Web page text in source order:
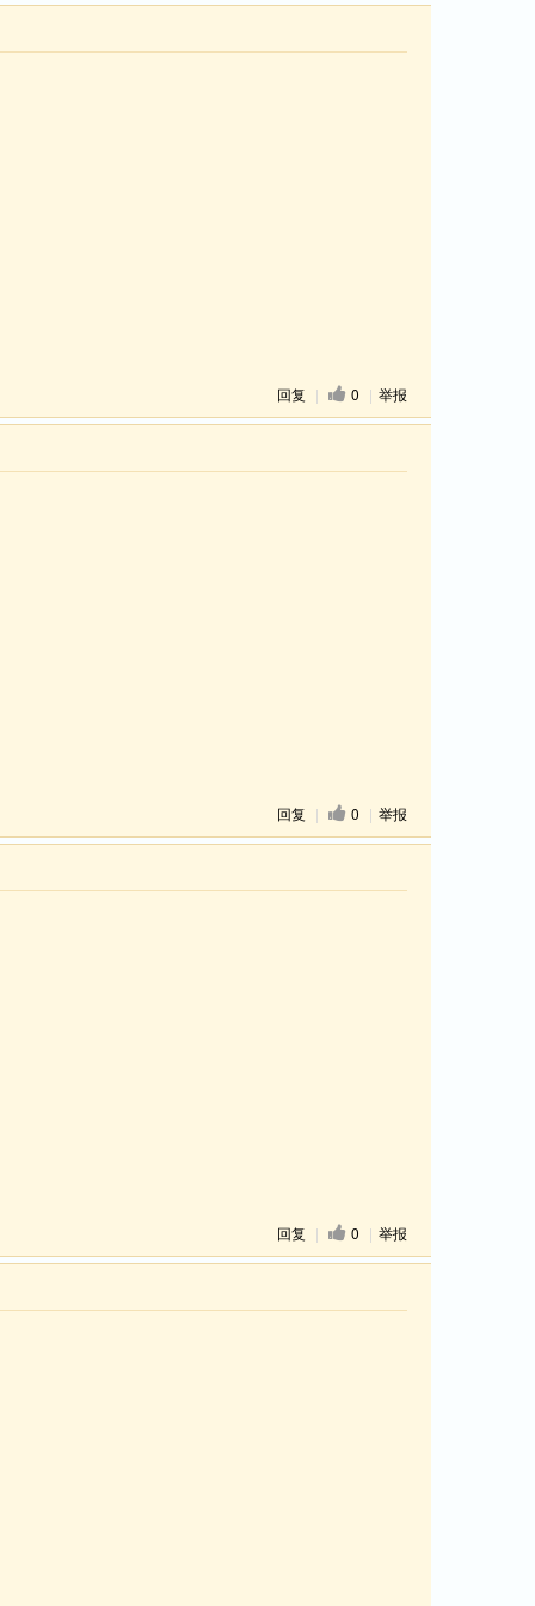
回复 | 0 | 举报
回复 | 0 | 举报
回复 | 0 | 举报